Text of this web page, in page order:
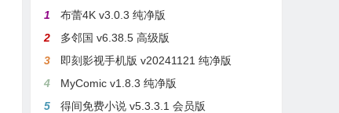
1
布蕾4K v3.0.3 纯净版
2
多邻国 v6.38.5 高级版
3
即刻影视手机版 v20241121 纯净版
4
MyComic v1.8.3 纯净版
5
得间免费小说 v5.3.3.1 会员版